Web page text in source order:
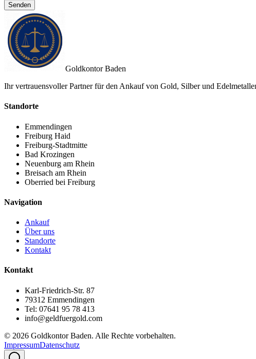
Senden
Goldkontor Baden
Ihr vertrauensvoller Partner für den Ankauf von Gold, Silber und
Standorte
Emmendingen
Freiburg Haid
Freiburg-Stadtmitte
Bad Krozingen
Neuenburg am Rhein
Breisach am Rhein
Oberried bei Freiburg
Navigation
Ankauf
Über uns
Standorte
Kontakt
Kontakt
Karl-Friedrich-Str. 87
79312 Emmendingen
Tel: 07641 95 78 413
info@geldfuergold.com
© 2026 Goldkontor Baden. Alle Rechte vorbehalten.
ImpressumDatenschutz